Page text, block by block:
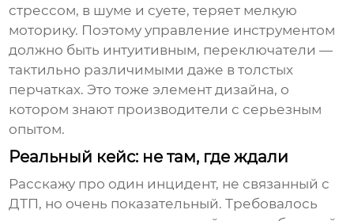
стрессом, в шуме и суете, теряет мелкую
моторику. Поэтому управление инструментом
должно быть интуитивным, переключатели —
тактильно различимыми даже в толстых
перчатках. Это тоже элемент дизайна, о
котором знают производители с серьезным
опытом.
Реальный кейс: не там, где ждали
Расскажу про один инцидент, не связанный с
ДТП, но очень показательный. Требовалось